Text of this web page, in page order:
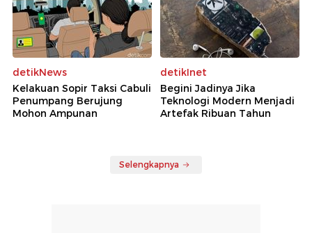
detikNews
Kelakuan Sopir Taksi Cabuli
Penumpang Berujung
Mohon Ampunan
detikInet
Begini Jadinya Jika
Teknologi Modern Menjadi
Artefak Ribuan Tahun
Selengkapnya